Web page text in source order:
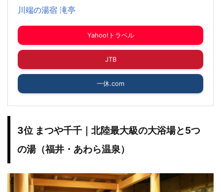
川端の湯宿 滝亭
Yahoo!トラベル
JTB
一休.com
3位 まつや千千｜北陸最大級の大浴場と5つ
の湯（福井・あわら温泉）